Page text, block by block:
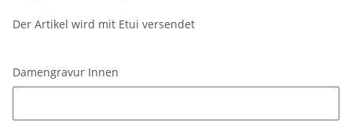
Der Artikel wird mit Etui versendet
Damengravur Innen